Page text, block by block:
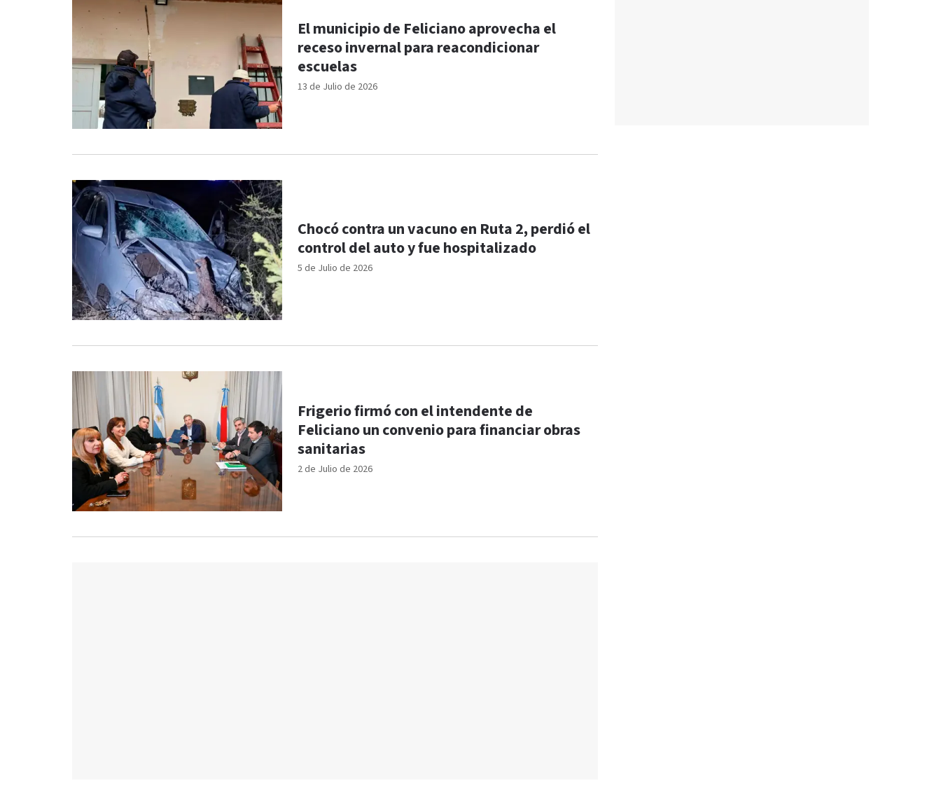
13 de Julio de 2026
El municipio de Feliciano aprovecha el
receso invernal para reacondicionar
escuelas
5 de Julio de 2026
Chocó contra un vacuno en Ruta 2, perdió el
control del auto y fue hospitalizado
2 de Julio de 2026
Frigerio firmó con el intendente de
Feliciano un convenio para financiar obras
sanitarias